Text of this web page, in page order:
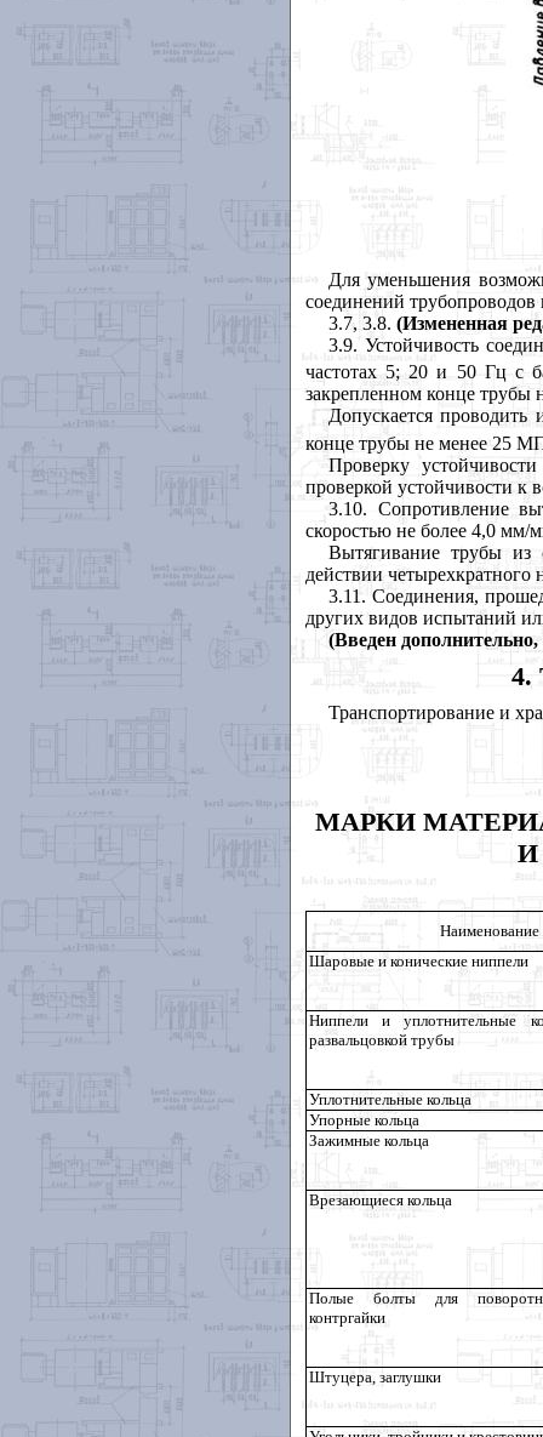
Для уменьшения
соединений трубопроводов
3.7, 3.8. (Измененная
3.9. Устойчивость
частотах 5; 20 и 50 Гц с
закрепленном конце трубы
Допускается
конце трубы не менее 25
Проверку
проверкой устойчивости к
3.10. Сопротивление
скоростью не более 4,0 мм/
Вытягивание трубы из
действии четырехкратного
3.11. Соединения,
других видов испытаний
(Введен
4.
Транспортирование и
МАРКИ
И
Наименование
Шаровые и конические ниппели
Ниппели и уплотнительные
развальцовкой трубы
Уплотнительные кольца
Упорные кольца
Зажимные кольца
Врезающиеся кольца
Полые болты для
контргайки
Штуцера, заглушки